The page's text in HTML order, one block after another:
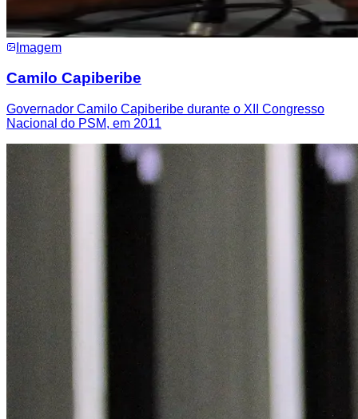
Imagem
Camilo Capiberibe
Governador Camilo Capiberibe durante o XII Congresso
Nacional do PSM, em 2011